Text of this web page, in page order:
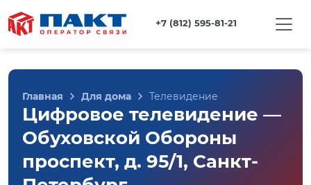
+7 (812) 595-81-21
Главная Для дома Телевидение
Цифровое телевидение —
Обуховской Обороны
проспект, д. 95/1, Санкт-